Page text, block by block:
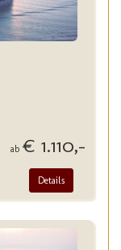
ab € 1.110,-
Details